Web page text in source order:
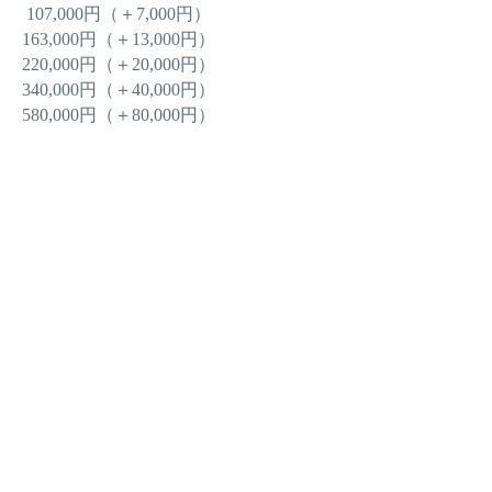
107,000円（＋7,000円）
163,000円（＋13,000円）
220,000円（＋20,000円）
340,000円（＋40,000円）
580,000円（＋80,000円）